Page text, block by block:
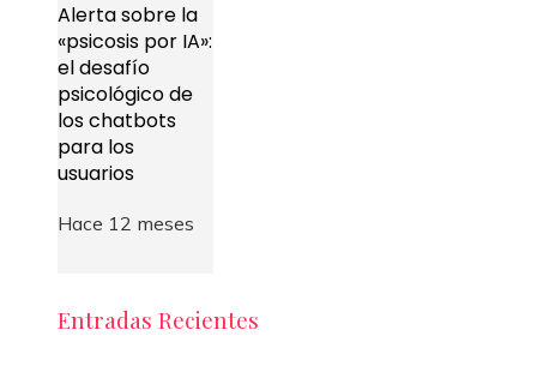
Alerta sobre la
«psicosis por IA»:
el desafío
psicológico de
los chatbots
para los
usuarios
Hace 12 meses
Entradas Recientes